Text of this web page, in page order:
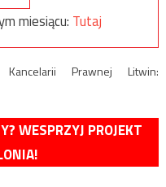
miesiącu: Tutaj
Prawnej Litwin:
WESPRZYJ PROJEKT